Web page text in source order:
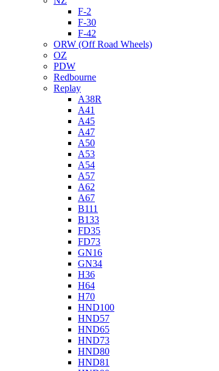
F-2
F-30
F-42
ORW (Off Road Wheels)
OZ
PDW
Redbourne
Replay
A38R
A41
A45
A47
A50
A53
A54
A57
A62
A67
B111
B133
FD35
FD73
GN16
GN34
H36
H64
H70
HND100
HND57
HND65
HND73
HND80
HND81